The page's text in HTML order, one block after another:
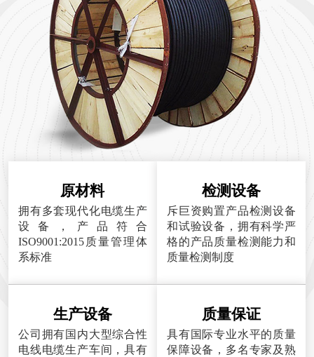
原材料
拥有多套现代化电缆生产
设备，产品符合
ISO9001:2015质量管理体
系标准
检测设备
斥巨资购置产品检测设备
和试验设备，拥有科学严
格的产品质量检测能力和
质量检测制度
生产设备
公司拥有国内大型综合性
电线电缆生产车间，具有
质量保证
具有国际专业水平的质量
保障设备，多名专家及熟